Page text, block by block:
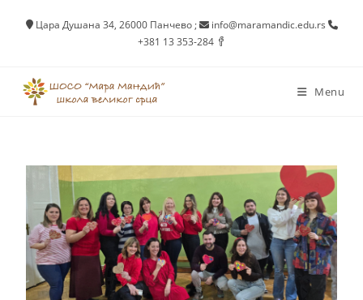
Цара Душана 34, 26000 Панчево;
info@maramandic.edu.rs
+381 13 353-284
Menu